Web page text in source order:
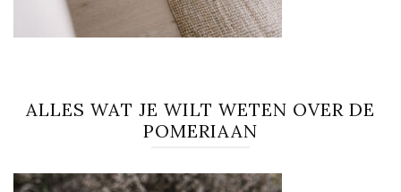
ALLES WAT JE WILT WETEN OVER DE
POMERIAAN